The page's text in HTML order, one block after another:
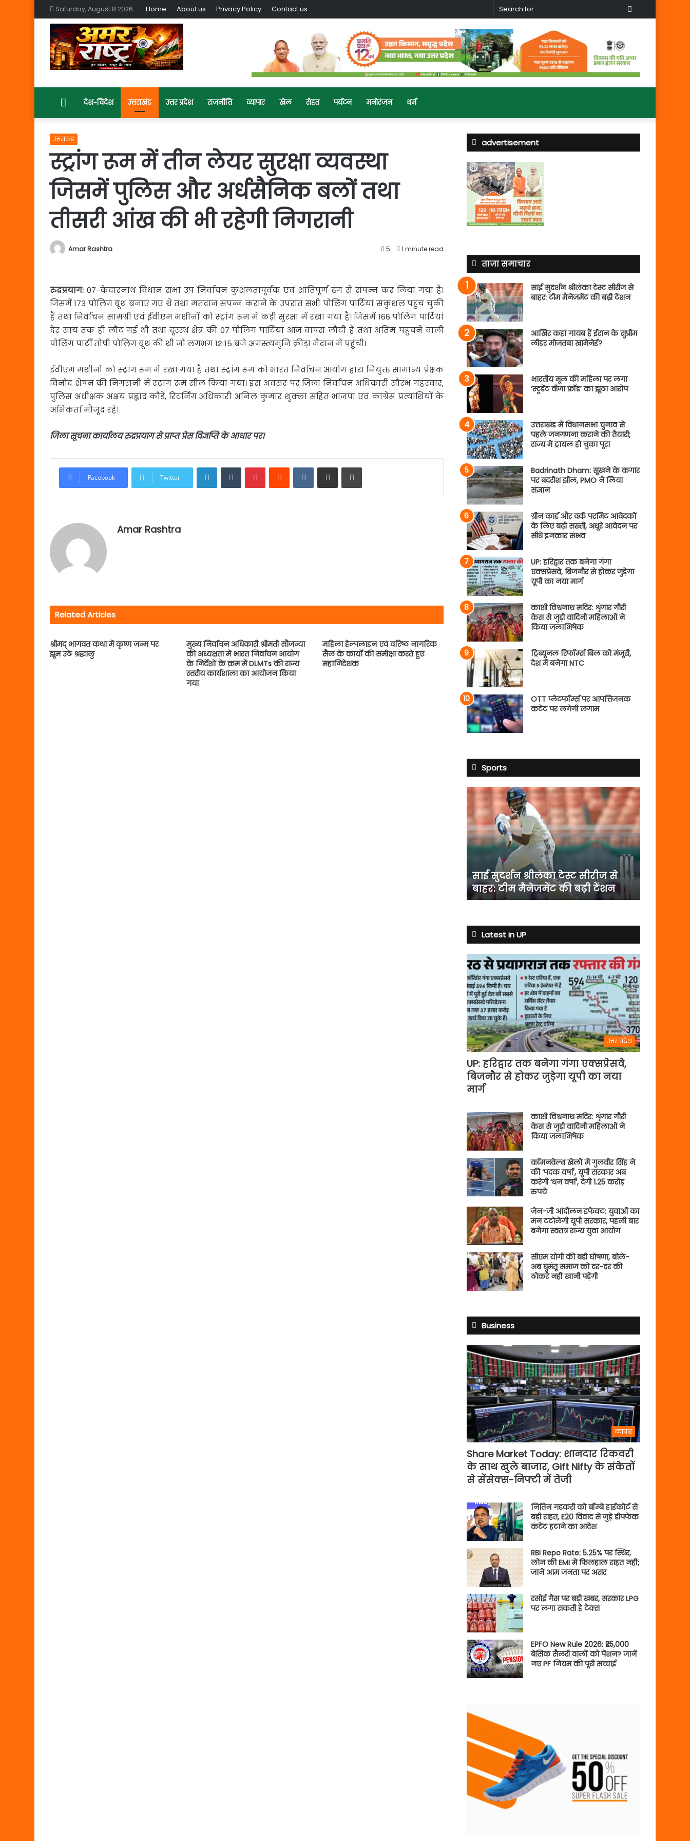
Saturday, August 8 2026 Home About us Privacy Policy Contact us
Search
Homeदेश-विदेश उत्तराखंड उत्तर प्रदेश राजनीति व्यापार खेल सेहत पर्यटन मनोरंजन धर्म
उत्तराखंड
स्ट्रांग रूम में तीन लेयर सुरक्षा व्यवस्था
जिसमें पुलिस और अर्धसैनिक बलों तथा
तीसरी आंख की भी रहेगी निगरानी
Amar Rashtra 5 1 minute read
रुद्रप्रयाग: 07-केदारनाथ विधान सभा उप निर्वाचन कुशलतापूर्वक एवं शांतिपूर्ण ढंग से संपन्न कर लिया गया है।
जिसमें 173 पोलिंग बूथ बनाए गए थे तथा मतदान संपन्न कराने के उपरांत सभी पोलिंग पार्टियां सकुशल पहुंच चुकी
हैं तथा निर्वाचन सामग्री एवं ईवीएम मशीनों को स्ट्रांग रूम में कड़ी सुरक्षा में रखा गया है। जिसमें 166 पोलिंग पार्टियां
देर सायं तक ही लौट गई थी तथा दूरस्थ क्षेत्र की 07 पोलिंग पार्टियां आज वापस लौटी हैं तथा अंतिम पहुंचने वाली
पोलिंग पार्टी तोषी पोलिंग बूथ की थी जो लगभग 12ः15 बजे अगस्त्यमुनि क्रीड़ा मैदान में पहुंची।
ईवीएम मशीनों को स्ट्रांग रूम में रखा गया है तथा स्ट्रांग रूम को भारत निर्वाचन आयोग द्वारा नियुक्त सामान्य प्रेक्षक
विनोद शेषन की निगरानी में स्ट्रांग रूम सील किया गया। इस अवसर पर जिला निर्वाचन अधिकारी सौरभ गहरवार,
पुलिस अधीक्षक अक्षय प्रह्लाद कौंडे, रिटर्निंग अधिकारी अनिल कुमार शुक्ला सहित भाजपा एवं कांग्रेस प्रत्याशियों के
अभिकर्ता मौजूद रहे।
जिलासूचनाकार्यालय रुद्रप्रयाग से प्राप्त प्रेस विज्ञप्ति के आधार पर।
Facebook Twitter
LinkedInTumblrPinterestReddit VKontakte
Share via Email Print
Amar Rashtra
Related Articles
श्रीमद् भागवत कथा में कृष्ण जन्म पर
झूम उठे श्रद्धालु
मुख्य निर्वाचन अधिकारी श्रीमती सौजन्या
की अध्यक्षता में भारत निर्वाचन आयोग
के निर्देशों के क्रम में DLMTs की राज्य
स्तरीय कार्यशाला का आयोजन किया
गया
महिला हेल्पलाइन एवं वरिष्ठ नागरिक
सैल के कार्यों की समीक्षा करते हुएः
महानिदेशक
advertisement
ताज़ा समाचार
साई सुदर्शन श्रीलंका टेस्ट सीरीज से
बाहर: टीम मैनेजमेंट की बढ़ी टेंशन
आखिर कहां गायब हैं ईरान के सुप्रीम
लीडर मोजतबा खामेनेई?
भारतीय मूल की महिला पर लगा
‘स्टूडेंट वीजा फ्रॉड’ का झूठा आरोप
उत्तराखंड में विधानसभा चुनाव से
पहले जनगणना कराने की तैयारी;
राज्य में ट्रायल हो चुका पूरा
Badrinath Dham: सूखने के कगार
पर बदरीश झील, PMO ने लिया
संज्ञान
ग्रीन कार्ड और वर्क परमिट आवेदकों
के लिए बढ़ी सख्ती, अधूरे आवेदन पर
सीधे इनकार संभव
UP: हरिद्वार तक बनेगा गंगा
एक्सप्रेसवे, बिजनौर से होकर जुड़ेगा
यूपी का नया मार्ग
काशी विश्वनाथ मदिर: शृंगार गौरी
केस से जुड़ी वादिनी महिलाओं ने
किया जलाभिषेक
ट्रिब्यूनल रिफॉर्म्स बिल को मंजूरी,
देश में बनेगा NTC
OTT प्लेटफॉर्म्स पर आपत्तिजनक
कंटेंट पर लगेगी लगाम
Sports
साई
सुदर्शन
टेस्ट
सीरीज
से
मैनेजमेंट
की
बढ़ी
साई सुदर्शन श्रीलंका टेस्ट सीरीज से
बाहर: टीम मैनेजमेंट की बढ़ी टेंशन
Latest in UP
उत्तर प्रदेश
UP: हरिद्वार तक बनेगा गंगा एक्सप्रेसवे,
बिजनौर से होकर जुड़ेगा यूपी का नया
मार्ग
काशी विश्वनाथ मदिर: शृंगार गौरी
केस से जुड़ी वादिनी महिलाओं ने
किया जलाभिषेक
कॉमनवेल्थ खेलों में गुलवीर सिंह ने
की ‘पदक वर्षा’, यूपी सरकार अब
करेगी ‘धन वर्षा’, देगी 1.25 करोड़
रुपये
जेन-जी आंदोलन इफेक्ट: युवाओं का
मन टटोलेगी यूपी सरकार, पहली बार
बनेगा स्वतंत्र राज्य युवा आयोग
सीएम योगी की बड़ी घोषणा, बोले-
अब घुमंतू समाज को दर-दर की
ठोकरें नहीं खानी पड़ेंगी
Business
व्यापार
Share Market Today: शानदार रिकवरी
के साथ खुले बाजार, Gift Nifty के संकेतों
से सेंसेक्स-निफ्टी में तेजी
नितिन गडकरी को बॉम्बे हाईकोर्ट से
बड़ी राहत, E20 विवाद से जुड़े डीपफेक
कंटेंट हटाने का आदेश
RBI Repo Rate: 5.25% पर स्थिर,
लोन की EMI में फिलहाल राहत नहीं;
जानें आम जनता पर असर
रसोई गैस पर बड़ी खबर, सरकार LPG
पर लगा सकती है टैक्स
EPFO New Rule 2026: ₹25,000
बेसिक सैलरी वालों को पेंशन? जानें
नए PF नियम की पूरी सच्चाई